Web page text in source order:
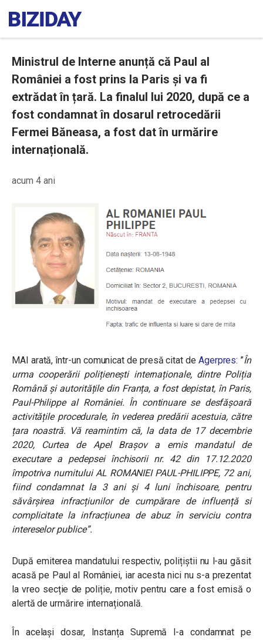
Ministrul de Interne anunță că Paul al
României a fost prins la Paris și va fi
extrădat în țară. La finalul lui 2020, după ce a
fost condamnat în dosarul retrocedării
Fermei Băneasa, a fost dat în urmărire
internațională.
acum 4 ani
MAI arată, într-un comunicat de presă citat de Agerpres: ”În
urma cooperării polițienești internaționale, dintre Poliția
Română și autoritățile din Franța, a fost depistat, în Paris,
Paul-Philippe al României. În continuare se desfășoară
activitățile procedurale, în vederea predării acestuia, către
țara noastră. Vă reamintim că, la data de 17 decembrie
2020, Curtea de Apel Brașov a emis mandatul de
executare a pedepsei închisorii nr. 42 din 17.12.2020
împotriva numitului AL ROMANIEI PAUL-PHILIPPE, 72 ani,
fiind condamnat la 3 ani și 4 luni închisoare, pentru
săvârșirea infracțiunilor de cumpărare de influență si
complicitate la infracțiunea de abuz în serviciu contra
intereselor publice”.
După emiterea mandatului respectiv, polițiștii nu l-au găsit
acasă pe Paul al României, iar acesta nici nu s-a prezentat
la vreo secție de poliție, motiv pentru care a fost emisă o
alertă de urmărire internațională.
În același dosar, Instanța Supremă l-a condamnat pe